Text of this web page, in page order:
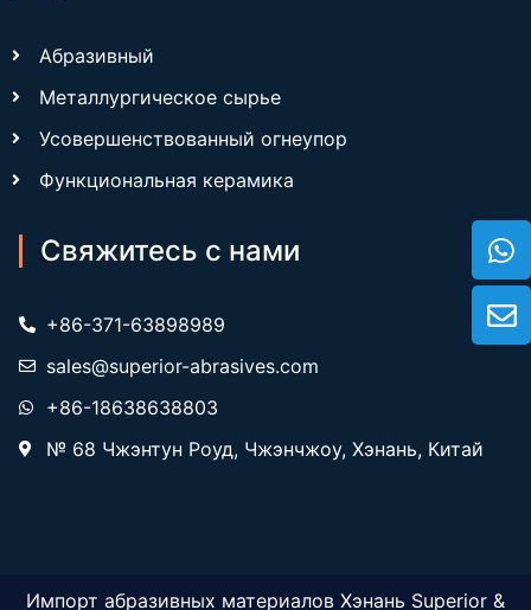
Абразивный
Металлургическое сырье
Усовершенствованный огнеупор
Функциональная керамика
Свяжитесь с нами
+86-371-63898989
sales@superior-abrasives.com
+86-18638638803
№ 68 Чжэнтун Роуд, Чжэнчжоу, Хэнань, Китай
Импорт абразивных материалов Хэнань Superior &